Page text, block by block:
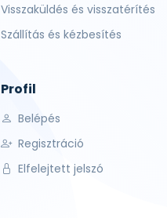
Visszaküldés és visszatérítés
Szállítás és kézbesítés
Profil
Belépés
Regisztráció
Elfelejtett jelszó